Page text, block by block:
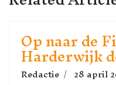
Op naar de
Harderwijk
Redactie 28 april